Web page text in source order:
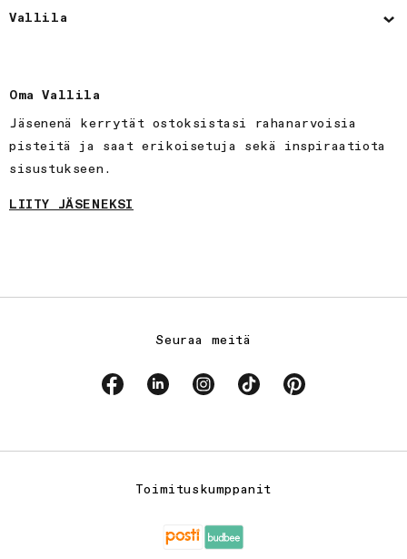
Vallila
Oma Vallila
Jäsenenä kerrytät ostoksistasi rahanarvoisia
pisteitä ja saat erikoisetuja sekä inspiraatiota
sisustukseen.
LIITY JÄSENEKSI
Seuraa meitä
FacebookLinkedinInstagramTikTokPinterest
Toimituskumppanit